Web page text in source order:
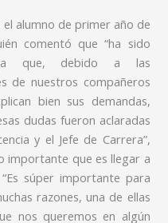
alumno de primer año de
comentó que “ha sido
que, debido a las
de nuestros compañeros
bien sus demandas,
dudas fueron aclaradas
y el Jefe de Carrera”,
importante que es llegar a
súper importante para
razones, una de ellas
nos queremos en algún